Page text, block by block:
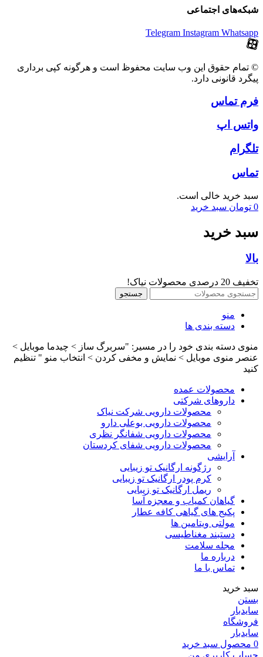
شبکه‌های اجتماعی
Telegram Instagram Whatsapp
© تمام حقوق این وب سایت محفوظ است و هرگونه کپی برداری
پیگرد قانونی دارد.
فرم تماس
واتس اپ
تلگرام
تماس
سبد خرید خالی است.
0 تومان سبد خرید
سبد خرید
بالا
تخفیف 20 درصدی محصولات نیاک!
جستجو
منو
دسته بندی ها
منوی دسته بندی خود را در مسیر: "سربرگ ساز > چیدما موبایل >
عنصر منوی موبایل > نمایش و مخفی کردن > انتخاب منو " تنظیم
کنید
محصولات عمده
داروهای شرکتی
محصولات دارویی شرکت نیاک
محصولات دارویی بوعلی دارو
محصولات دارویی شفانگر نظری
محصولات دارویی شفای کردستان
آرایشی
رژگونه ارگانیک تو زیبایی
کرم پودر ارگانیک تو زیبایی
ریمل ارگانیک تو زیبایی
گیاهان کمیاب و معجزه آسا
پکیج های گیاهی کافه عطار
مولتی ویتامین ها
دستبند مغناطیسی
مجله سلامت
درباره ما
تماس با ما
سبد خرید
بستن
سایدبار
فروشگاه
سایدبار
0 محصول سبد خرید
حساب کاربری من